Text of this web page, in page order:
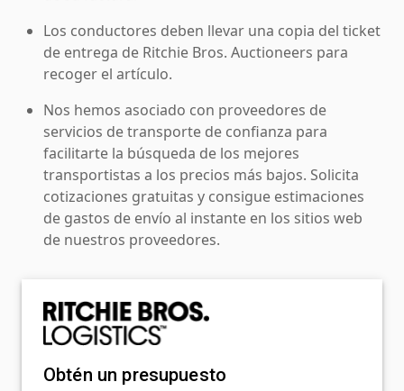
Los conductores deben llevar una copia del ticket
de entrega de Ritchie Bros. Auctioneers para
recoger el artículo.
Nos hemos asociado con proveedores de
servicios de transporte de confianza para
facilitarte la búsqueda de los mejores
transportistas a los precios más bajos. Solicita
cotizaciones gratuitas y consigue estimaciones
de gastos de envío al instante en los sitios web
de nuestros proveedores.
Obtén un presupuesto